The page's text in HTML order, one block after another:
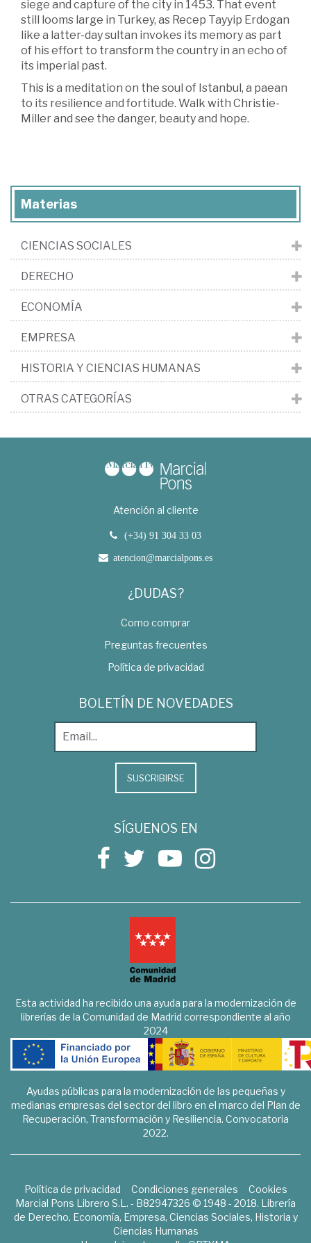
siege and capture of the city in 1453. That event
still looms large in Turkey, as Recep Tayyip Erdogan
like a latter-day sultan invokes its memory as part
of his effort to transform the country in an echo of
its imperial past.
This is a meditation on the soul of Istanbul, a paean
to its resilience and fortitude. Walk with Christie-
Miller and see the danger, beauty and hope.
Materias
CIENCIAS SOCIALES
DERECHO
ECONOMÍA
EMPRESA
HISTORIA Y CIENCIAS HUMANAS
OTRAS CATEGORÍAS
Atención al cliente
(+34) 91 304 33 03
atencion@marcialpons.es
¿DUDAS?
Como comprar
Preguntas frecuentes
Política de privacidad
BOLETÍN DE NOVEDADES
SUSCRIBIRSE
SÍGUENOS EN
Esta actividad ha recibido una ayuda para la modernización de
librerías de la Comunidad de Madrid correspondiente al año
2024
Ayudas públicas para la modernización de las pequeñas y
medianas empresas del sector del libro en el marco del Plan de
Recuperación, Transformación y Resiliencia. Convocatoria
2022.
Política de privacidad Condiciones generales
Cookies
Marcial Pons Librero S.L. - B82947326 © 1948 - 2018. Librería
de Derecho, Economía, Empresa, Ciencias Sociales, Historia y
Ciencias Humanas